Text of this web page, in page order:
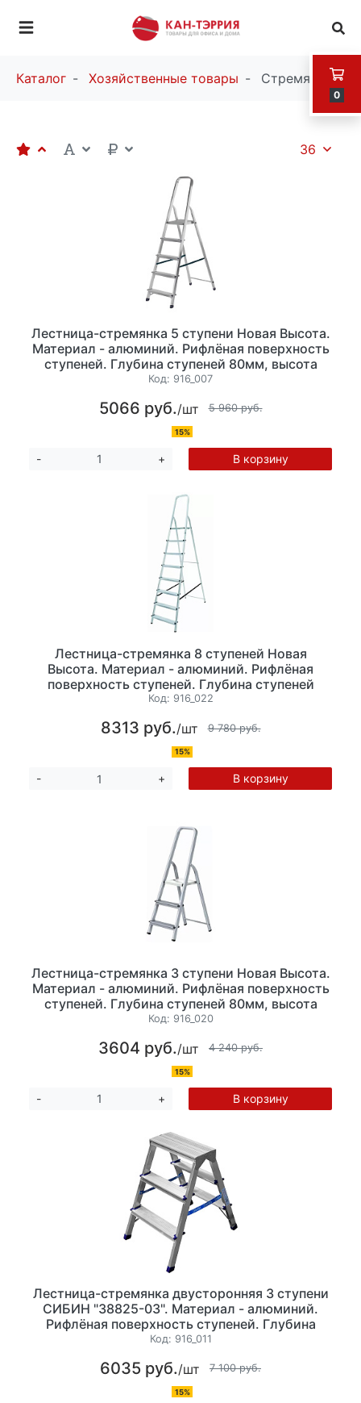
0
Каталог Хозяйственные товары Стремянки
36
Лестница-стремянка 5 ступени Новая Высота.
Материал - алюминий. Рифлёная поверхность
ступеней. Глубина ступеней 80мм, высота
103см. Максимальная нагрузка до 150 кг, вес
Код: 916_007
5066 руб./шт 5 960 руб.
15%
- + В корзину
Лестница-стремянка 8 ступеней Новая
Высота. Материал - алюминий. Рифлёная
поверхность ступеней. Глубина ступеней
80мм, высота 169мм. Максимальная нагрузка
Код: 916_022
8313 руб./шт 9 780 руб.
15%
- + В корзину
Лестница-стремянка 3 ступени Новая Высота.
Материал - алюминий. Рифлёная поверхность
ступеней. Глубина ступеней 80мм, высота
60см. Максимальная нагрузка до 150 кг, вес
Код: 916_020
3604 руб./шт 4 240 руб.
15%
- + В корзину
Лестница-стремянка двусторонняя 3 ступени
СИБИН "38825-03". Материал - алюминий.
Рифлёная поверхность ступеней. Глубина
ступеней 80мм, высота 65 см, Максимальная
Код: 916_011
6035 руб./шт 7 100 руб.
15%